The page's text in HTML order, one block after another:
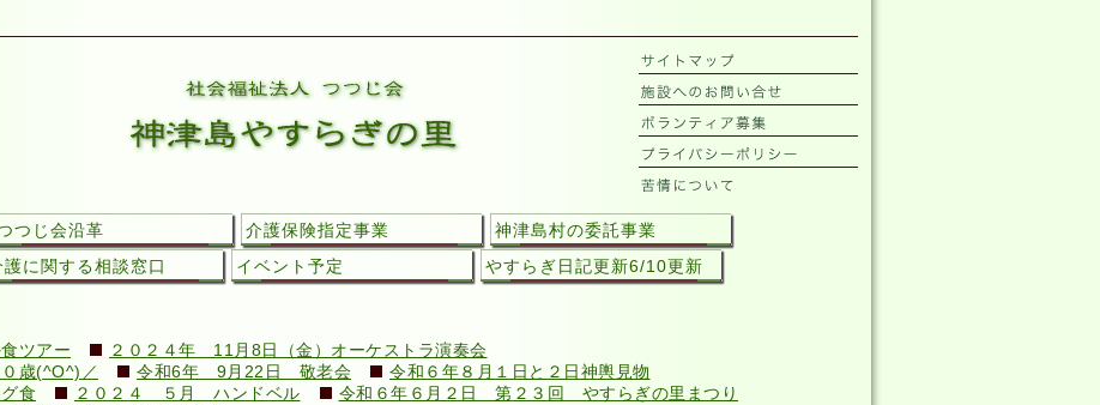
つじ会沿革 介護保険指定事業
神津島村の委託事業
護に関する相談窓口 イベント予定
やすらぎ日記更新6/10更新
ツアー
２０２４年 11月8日（金）オーケストラ演奏会
歳(^O^)／
令和6年 9月22日 敬老会
令和６年８月１日と２日神輿見物
食
２０２４ ５月 ハンドベル
令和６年６月２日 第２３回 やすらぎの里まつり